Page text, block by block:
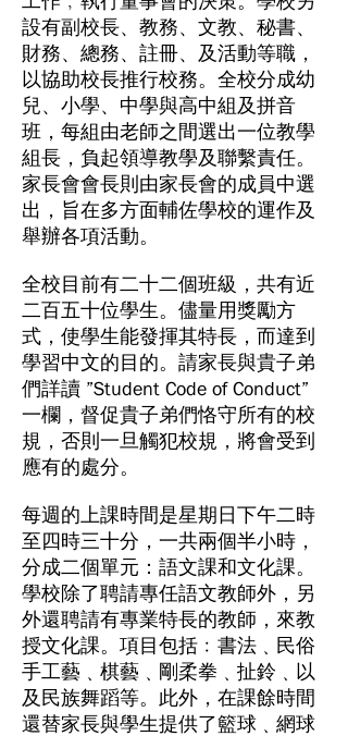
設有副校長、教務、文教、秘書、
財務、總務、註冊、及活動等職，
以協助校長推行校務。全校分成幼
兒、小學、中學與高中組及拼音
班，每組由老師之間選出一位教學
組長，負起領導教學及聯繫責任。
家長會會長則由家長會的成員中選
出，旨在多方面輔佐學校的運作及
舉辦各項活動。
全校目前有二十二個班級，共有近
二百五十位學生。儘量用獎勵方
式，使學生能發揮其特長，而達到
學習中文的目的。請家長與貴子弟
們詳讀 ”Student Code of Conduct”
一欄，督促貴子弟們恪守所有的校
規，否則一旦觸犯校規，將會受到
應有的處分。
每週的上課時間是星期日下午二時
至四時三十分，一共兩個半小時，
分成二個單元：語文課和文化課。
學校除了聘請專任語文教師外，另
外還聘請有專業特長的教師，來教
授文化課。項目包括﹕書法﹑民俗
手工藝﹑棋藝﹑剛柔拳﹑扯鈴﹑以
及民族舞蹈等。此外，在課餘時間
還替家長與學生提供了籃球﹑網球